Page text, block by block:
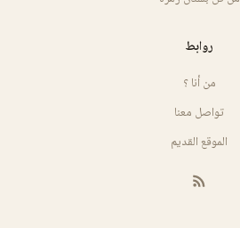
روابط
من أنا ؟
تواصل معنا
الموقع القديم